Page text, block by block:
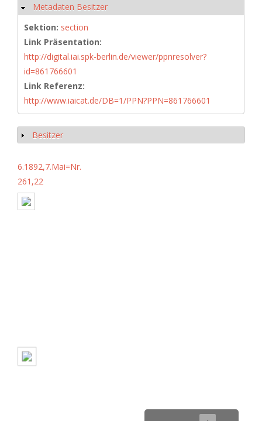
Ausblenden
Metadaten Besitzer
Sektion: section
Link Präsentation:
http://digital.iai.spk-berlin.de/viewer/ppnresolver?
id=861766601
Link Referenz:
http://www.iaicat.de/DB=1/PPN?PPN=861766601
Anzeigen
Besitzer
6.1892,7.Mai=Nr.
261,22